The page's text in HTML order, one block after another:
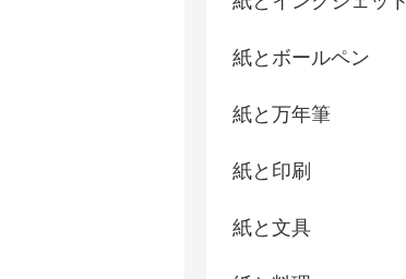
紙とボールペン
紙と万年筆
紙と印刷
紙と文具